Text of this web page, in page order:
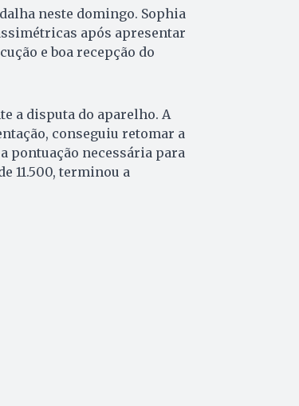
neste domingo. Sophia
após apresentar
e boa recepção do
a disputa do aparelho. A
conseguiu retomar a
pontuação necessária para
11.500, terminou a